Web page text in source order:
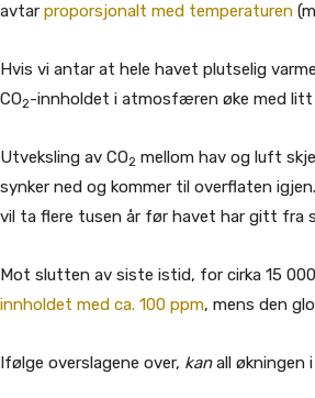
avtar proporsjonalt med temperaturen
Hvis vi antar at hele havet plutselig
CO2-innholdet i atmosfæren øke med litt
Utveksling av CO2 mellom hav og luft
synker ned og kommer til overflaten
vil ta flere tusen år før havet har gitt fra
Mot slutten av siste istid, for cirka 15
innholdet med ca. 100 ppm, mens den
Ifølge overslagene over, kanall økningen i